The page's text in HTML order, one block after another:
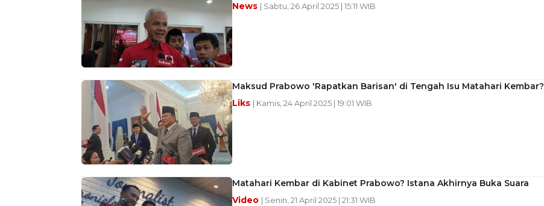
News | Sabtu, 26 April 2025 | 15:11 WIB
Maksud Prabowo 'Rapatkan Barisan' di Tengah Isu Matahari Kembar?
Liks | Kamis, 24 April 2025 | 19:01 WIB
Matahari Kembar di Kabinet Prabowo? Istana Akhirnya Buka Suara
Video | Senin, 21 April 2025 | 21:31 WIB